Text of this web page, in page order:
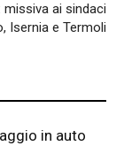
ai sindaci
Isernia e Termoli
in auto